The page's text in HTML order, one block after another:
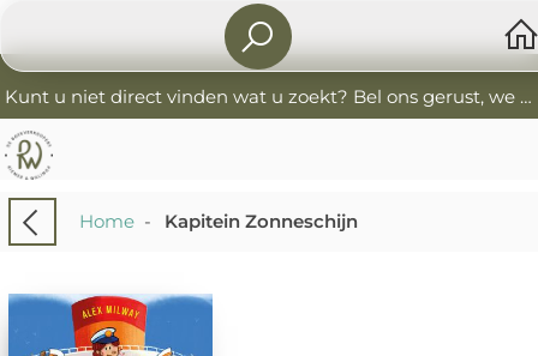
Kunt u niet direct vinden wat u zoekt? Bel ons gerust, we helpen u graag. 0341-552405 De Boekverkoopers
Home- Kapitein Zonneschijn